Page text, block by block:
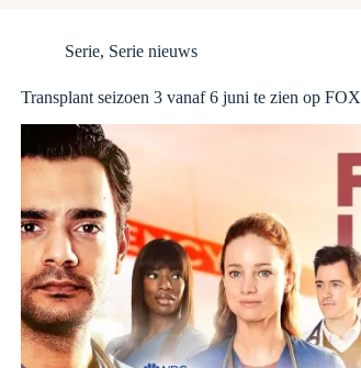
Serie, Serie nieuws
Transplant seizoen 3 vanaf 6 juni te zien op FOX